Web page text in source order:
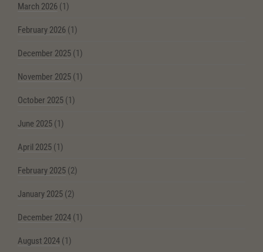
March 2026 (1)
February 2026 (1)
December 2025 (1)
November 2025 (1)
October 2025 (1)
June 2025 (1)
April 2025 (1)
February 2025 (2)
January 2025 (2)
December 2024 (1)
August 2024 (1)